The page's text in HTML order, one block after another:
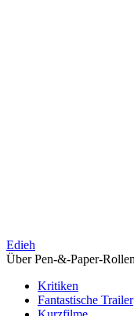
Edieh
Über Pen-&-Paper-
Kritiken
Fantastische Trailer